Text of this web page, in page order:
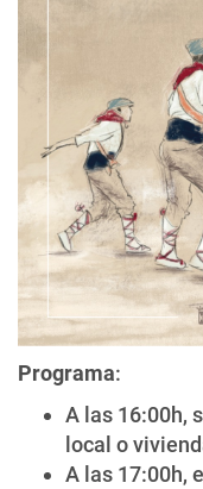
Programa:
A las 16:00h,
local o
A las 17:00h,